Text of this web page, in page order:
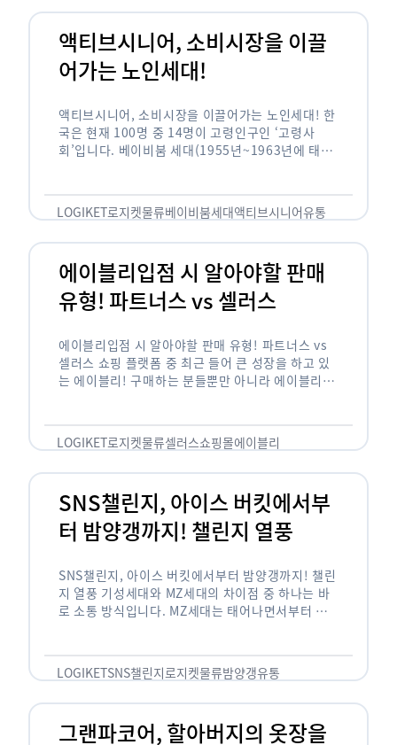
액티브시니어, 소비시장을 이끌
어가는 노인세대!
액티브시니어, 소비시장을 이끌어가는 노인세대! 한
국은 현재 100명 중 14명이 고령인구인 ‘고령사
회’입니다. 베이비붐 세대(1955년~1963년에 태어
오고 있습니다. 하지만 사회가 늙어가는 …
LOGIKET로지켓물류베이비붐세대액티브시니어유통
에이블리입점 시 알아야할 판매
유형! 파트너스 vs 셀러스
에이블리입점 시 알아야할 판매 유형! 파트너스 vs
셀러스 쇼핑 플랫폼 중 최근 들어 큰 성장을 하고 있
는 에이블리! 구매하는 분들뿐만 아니라 에이블리에
LOGIKET로지켓물류셀러스쇼핑몰에이블리
SNS챌린지, 아이스 버킷에서부
터 밤양갱까지! 챌린지 열풍
SNS챌린지, 아이스 버킷에서부터 밤양갱까지! 챌린
지 열풍 기성세대와 MZ세대의 차이점 중 하나는 바
로 소통 방식입니다. MZ세대는 태어나면서부터 디
도 능숙한 …
LOGIKETSNS챌린지로지켓물류밤양갱유통
그랜파코어, 할아버지의 옷장을